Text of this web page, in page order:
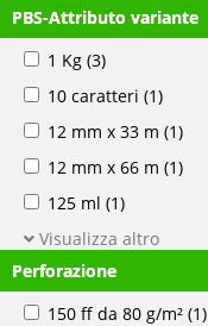
PBS-Attributo variante
1 Kg (3)
10 caratteri (1)
12 mm x 33 m (1)
12 mm x 66 m (1)
125 ml (1)
Visualizza altro
Perforazione
150 ff da 80 g/m² (1)